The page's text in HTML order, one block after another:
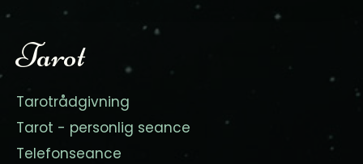
Tarot
Tarotrådgivning
Tarot - personlig seance
Telefonseance